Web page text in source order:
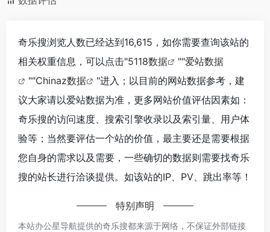
奇乐搜浏览人数已经达到16,615，如你需要查询该站的
相关权重信息，可以点击"5118数据 ""爱站数据
""Chinaz数据
"进入；以目前的网站数据参考，建
议大家请以爱站数据为准，更多网站价值评估因素如：
奇乐搜的访问速度、搜索引擎收录以及索引量、用户体
验等；当然要评估一个站的价值，最主要还是需要根据
您自身的需求以及需要，一些确切的数据则需要找奇乐
搜的站长进行洽谈提供。如该站的IP、PV、跳出率等！
特别声明
本站办公星导航提供的奇乐搜都来源于网络，不保证外部链接